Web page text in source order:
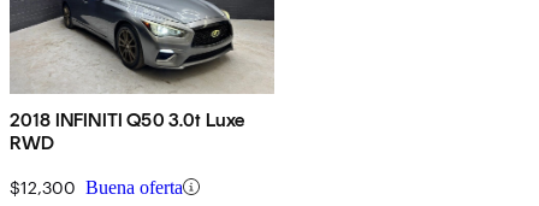
2018 INFINITI Q50 3.0t Luxe
RWD
$12,300 Buena oferta